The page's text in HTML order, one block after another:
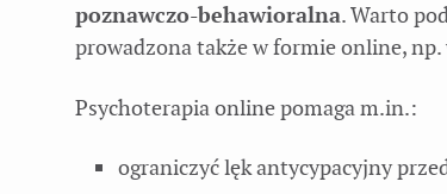
poznawczo-behawioralna. Warto
prowadzona także w formie online, np.
Psychoterapia online pomaga m.in.:
ograniczyć lęk antycypacyjny